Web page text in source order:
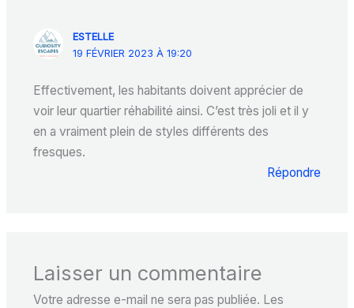
ESTELLE
19 FÉVRIER 2023 À 19:20
Effectivement, les habitants doivent apprécier de
voir leur quartier réhabilité ainsi. C’est très joli et il y
en a vraiment plein de styles différents des
fresques.
Répondre
Laisser un commentaire
Votre adresse e-mail ne sera pas publiée. Les